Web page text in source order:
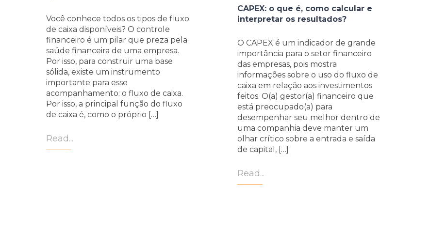
Você conhece todos os tipos de fluxo
de caixa disponíveis? O controle
financeiro é um pilar que preza pela
saúde financeira de uma empresa.
Por isso, para construir uma base
sólida, existe um instrumento
importante para esse
acompanhamento: o fluxo de caixa.
Por isso, a principal função do fluxo
de caixa é, como o próprio […]
Read...
CAPEX: o que é, como calcular e
interpretar os resultados?
O CAPEX é um indicador de grande
importância para o setor financeiro
das empresas, pois mostra
informações sobre o uso do fluxo de
caixa em relação aos investimentos
feitos. O(a) gestor(a) financeiro que
está preocupado(a) para
desempenhar seu melhor dentro de
uma companhia deve manter um
olhar crítico sobre a entrada e saída
de capital, […]
Read...